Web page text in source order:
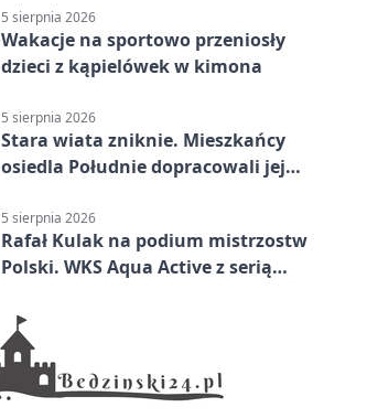
5 sierpnia 2026
Wakacje na sportowo przeniosły
dzieci z kąpielówek w kimona
5 sierpnia 2026
Stara wiata zniknie. Mieszkańcy
osiedla Południe dopracowali jej
5 sierpnia 2026
Rafał Kulak na podium mistrzostw
Polski. WKS Aqua Active z serią